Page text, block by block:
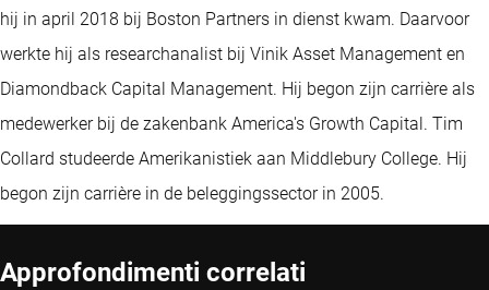
hij in april 2018 bij Boston Partners in dienst kwam. Daarvoor
werkte hij als researchanalist bij Vinik Asset Management en
Diamondback Capital Management. Hij begon zijn carrière als
medewerker bij de zakenbank America's Growth Capital. Tim
Collard studeerde Amerikanistiek aan Middlebury College. Hij
begon zijn carrière in de beleggingssector in 2005.
Approfondimenti correlati